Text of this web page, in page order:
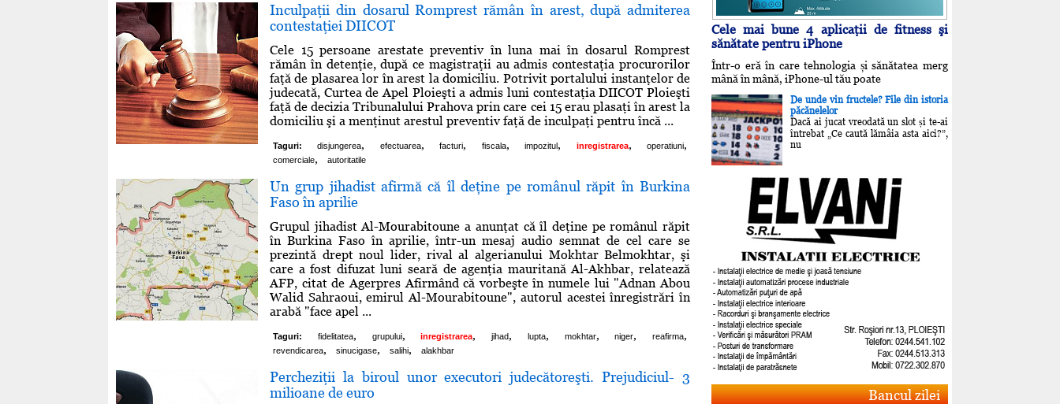
Inculpaţii din dosarul Romprest rămân în arest, după admiterea
contestaţiei DIICOT
Cele 15 persoane arestate preventiv în luna mai în dosarul Romprest
rămân în detenţie, după ce magistraţii au admis contestaţia procurorilor
faţă de plasarea lor în arest la domiciliu. Potrivit portalului instanţelor de
judecată, Curtea de Apel Ploieşti a admis luni contestaţia DIICOT Ploieşti
faţă de decizia Tribunalului Prahova prin care cei 15 erau plasaţi în arest la
domiciliu şi a menţinut arestul preventiv faţă de inculpaţi pentru încă ...
Taguri: disjungerea, efectuarea, facturi, fiscala, impozitul, inregistrarea, operatiuni,
comerciale, autoritatile
Un grup jihadist afirmă că îl deţine pe românul răpit în Burkina
Faso în aprilie
Grupul jihadist Al-Mourabitoune a anunţat că îl deţine pe românul răpit
în Burkina Faso în aprilie, într-un mesaj audio semnat de cel care se
prezintă drept noul lider, rival al algerianului Mokhtar Belmokhtar, şi
care a fost difuzat luni seară de agenţia mauritană Al-Akhbar, relatează
AFP, citat de Agerpres Afirmând că vorbeşte în numele lui "Adnan Abou
Walid Sahraoui, emirul Al-Mourabitoune", autorul acestei înregistrări în
arabă "face apel ...
Taguri: fidelitatea, grupului, inregistrarea, jihad, lupta, mokhtar, niger, reafirma,
revendicarea, sinucigase, salihi, alakhbar
Percheziţii la biroul unor executori judecătoreşti. Prejudiciul- 3
milioane de euro
Cele mai bune 4 aplicaţii de fitness şi
sănătate pentru iPhone
Într-o eră în care tehnologia și sănătatea merg
mână în mână, iPhone-ul tău poate
De unde vin fructele? File din istoria
păcănelelor
Dacă ai jucat vreodată un slot și te-ai
întrebat „Ce caută lămâia asta aici?”,
nu
Bancul zilei